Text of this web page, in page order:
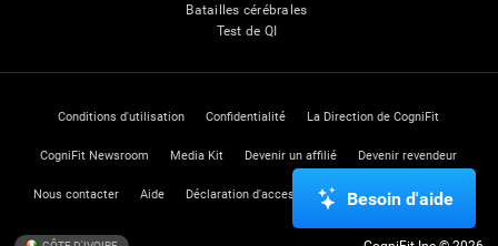
Batailles cérébrales
Test de QI
Conditions d'utilisation Confidentialité La Direction de CogniFit
CogniFit Newsroom Media Kit Devenir un affilié Devenir revendeur
Nous contacter Aide Déclaration d'accessibilité Centre de Confiance
Besoin d'aide